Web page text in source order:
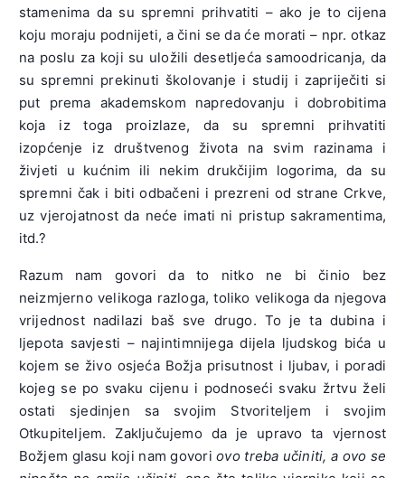
stamenima da su spremni prihvatiti – ako je to cijena
koju moraju podnijeti, a čini se da će morati – npr. otkaz
na poslu za koji su uložili desetljeća samoodricanja, da
su spremni prekinuti školovanje i studij i zapriječiti si
put prema akademskom napredovanju i dobrobitima
koja iz toga proizlaze, da su spremni prihvatiti
izopćenje iz društvenog života na svim razinama i
živjeti u kućnim ili nekim drukčijim logorima, da su
spremni čak i biti odbačeni i prezreni od strane Crkve,
uz vjerojatnost da neće imati ni pristup sakramentima,
itd.?
Razum nam govori da to nitko ne bi činio bez
neizmjerno velikoga razloga, toliko velikoga da njegova
vrijednost nadilazi baš sve drugo. To je ta dubina i
ljepota savjesti – najintimnijega dijela ljudskog bića u
kojem se živo osjeća Božja prisutnost i ljubav, i poradi
kojeg se po svaku cijenu i podnoseći svaku žrtvu želi
ostati sjedinjen sa svojim Stvoriteljem i svojim
Otkupiteljem. Zaključujemo da je upravo ta vjernost
Božjem glasu koji nam govoriovo treba učiniti, a ovo se